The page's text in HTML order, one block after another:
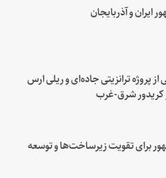
ایران و آذربایجان
از پروژه ترانزیتی جاده‌ای و ریلی ارس
کریدور شرق-غرب
برای تقویت زیرساخت‌ها و توسعه